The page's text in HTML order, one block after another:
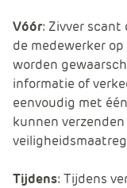
Vóór: Zivver scant
de medewerker op
worden
informatie of
eenvoudig met
kunnen
Tijdens: Tijdens